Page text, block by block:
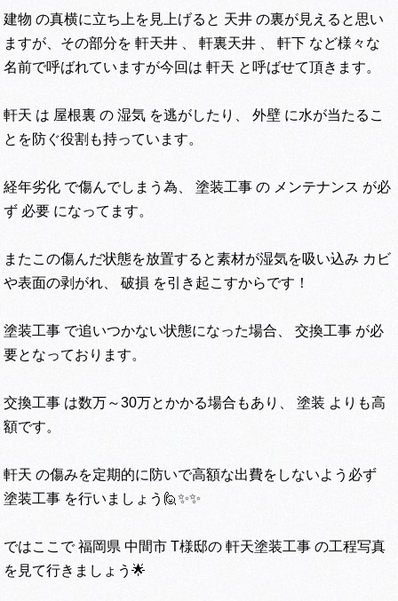
建物 の真横に立ち上を見上げると 天井 の裏が見えると思い
ますが、その部分を 軒天井 、 軒裏天井 、 軒下 など様々な
名前で呼ばれていますが今回は 軒天 と呼ばせて頂きます。
軒天 は 屋根裏 の 湿気 を逃がしたり、 外壁 に水が当たるこ
とを防ぐ役割も持っています。
経年劣化 で傷んでしまう為、 塗装工事 の メンテナンス が必
ず 必要 になってます。
またこの傷んだ状態を放置すると素材が湿気を吸い込み カビ
や表面の剥がれ、 破損 を引き起こすからです！
塗装工事 で追いつかない状態になった場合、 交換工事 が必
要となっております。
交換工事 は数万～30万とかかる場合もあり、 塗装 よりも高
額です。
軒天 の傷みを定期的に防いで高額な出費をしないよう必ず
塗装工事 を行いましょう🙋✨✨
ではここで 福岡県 中間市 T様邸の 軒天塗装工事 の工程写真
を見て行きましょう🌟